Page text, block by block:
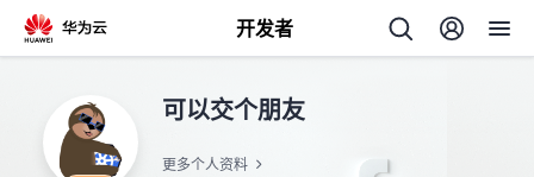
开发者
可以交个朋友
更多个人资料